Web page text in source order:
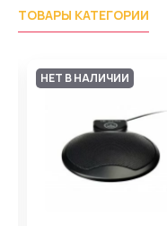
ТОВАРЫ КАТЕГОРИИ
НЕТ В НАЛИЧИИ